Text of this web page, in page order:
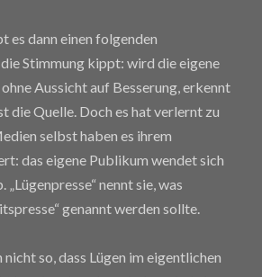
es dann einen folgenden
Stimmung kippt: wird die eigene
Aussicht auf Besserung, erkennt
die Quelle. Doch es hat verlernt zu
selbst haben es ihrem
das eigene Publikum wendet sich
nennt sie, was
genannt werden sollte.
nicht so, dass Lügen im eigentlichen